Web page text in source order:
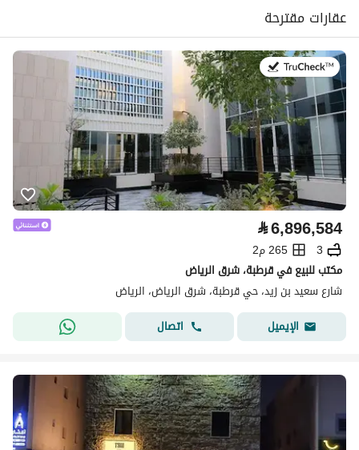
عقارات مقترحة
في:1 أغسطس 2026
⃁6,896,584
3
265 م2
مكتب للبيع في قرطبة، شرق الرياض
شارع سعيد بن زيد، حي قرطبة، شرق الرياض، الرياض
الإيميل
اتصال